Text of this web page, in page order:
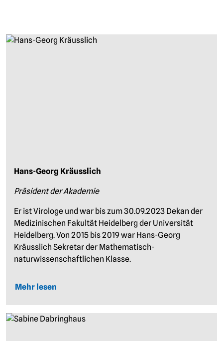
Hans-Georg Kräusslich
Präsident der Akademie
Er ist Virologe und war bis zum 30.09.2023 Dekan der
Medizinischen Fakultät Heidelberg der Universität
Heidelberg. Von 2015 bis 2019 war Hans-Georg
Kräusslich Sekretar der Mathematisch-
naturwissenschaftlichen Klasse.
Mehr lesen